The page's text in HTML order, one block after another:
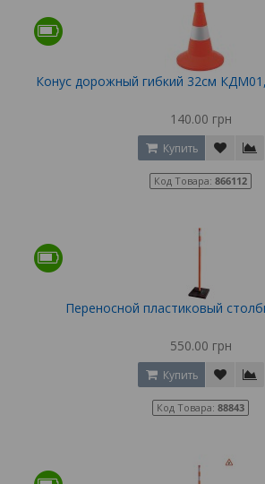
Конус дорожный гибкий 32см
140.00 грн
Купить
Код Товара: 866112
Переносной пластиковый
550.00 грн
Купить
Код Товара: 88843